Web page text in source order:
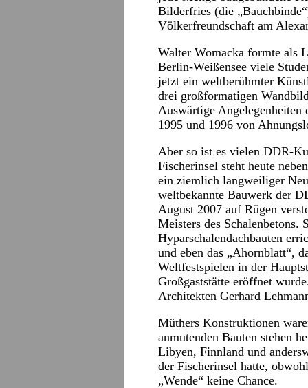
Bilderfries (die
Völkerfreundschaft am
Walter Womacka formte als
Berlin-Weißensee viele
jetzt ein weltberühmter
drei großformatigen
Auswärtige Angelegenheiten
1995 und 1996 von
Aber so ist es vielen DDR-
Fischerinsel steht heute
ein ziemlich langweiliger
weltbekannte Bauwerk der
August 2007 auf Rügen
Meisters des Schalenbetons.
Hyparschalendachbauten
und eben das „Ahornblatt“,
Weltfestspielen in der
Großgaststätte eröffnet
Architekten Gerhard
Müthers Konstruktionen
anmutenden Bauten stehen
Libyen, Finnland und
der Fischerinsel hatte,
„Wende“ keine Chance.